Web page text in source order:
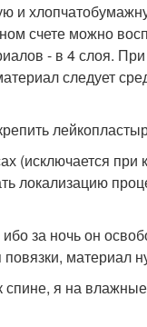
и
счете можно
- в 4 слоя.
следует
(исключается при
локализацию
за ночь он
материал
я на